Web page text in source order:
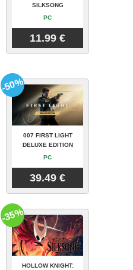
SILKSONG
PC
11.99 €
007 FIRST LIGHT
DELUXE EDITION
PC
39.49 €
-50%
HOLLOW KNIGHT:
-35%